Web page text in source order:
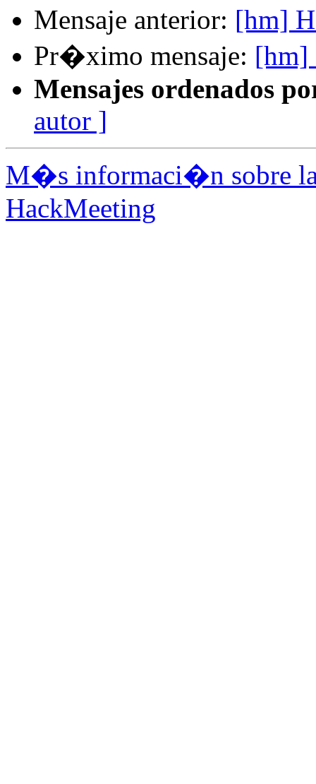
Mensaje anterior: [hm]
Pr�ximo mensaje: [hm]
Mensajes ordenados
autor ]
M�s informaci�n sobre
HackMeeting